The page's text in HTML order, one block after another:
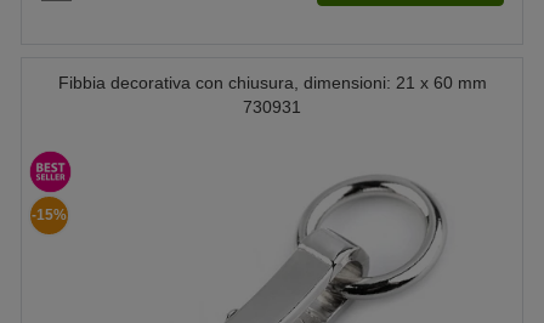
Fibbia decorativa con chiusura, dimensioni: 21 x 60 mm
730931
-15%